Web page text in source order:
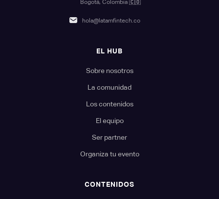
Bogotá, Colombia 🇨🇴
hola@latamfintech.co
EL HUB
Sobre nosotros
La comunidad
Los contenidos
El equipo
Ser partner
Organiza tu evento
CONTENIDOS